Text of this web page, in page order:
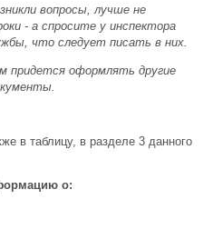
вопросы, лучше не
- а спросите у инспектора
что следует писать в них.
придется оформлять другие
в таблицу, в разделе 3 данного
о: